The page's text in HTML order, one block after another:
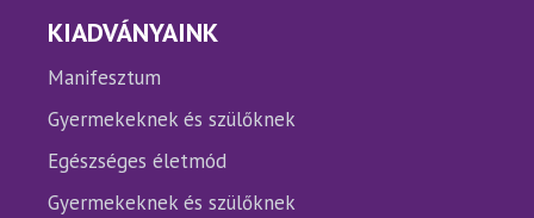
KIADVÁNYAINK
Manifesztum
Gyermekeknek és szülőknek
Egészséges életmód
Gyermekeknek és szülőknek